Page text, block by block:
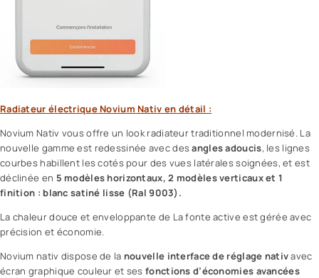
Radiateur électrique Novium Nativ en détail :
Novium Nativ vous offre un look radiateur traditionnel modernisé. La
nouvelle gamme est redessinée avec desangles adoucis, les lignes
courbes habillent les cotés pour des vues latérales soignées, et est
déclinée en 5 modèles horizontaux, 2 modèles verticaux et 1
finition : blanc satiné lisse (Ral 9003).
La chaleur douce et enveloppante de La fonte active est gérée avec
précision et économie.
Novium nativ dispose de la nouvelle interface de réglage nativavec
écran graphique couleur et sesfonctions d’économies avancées